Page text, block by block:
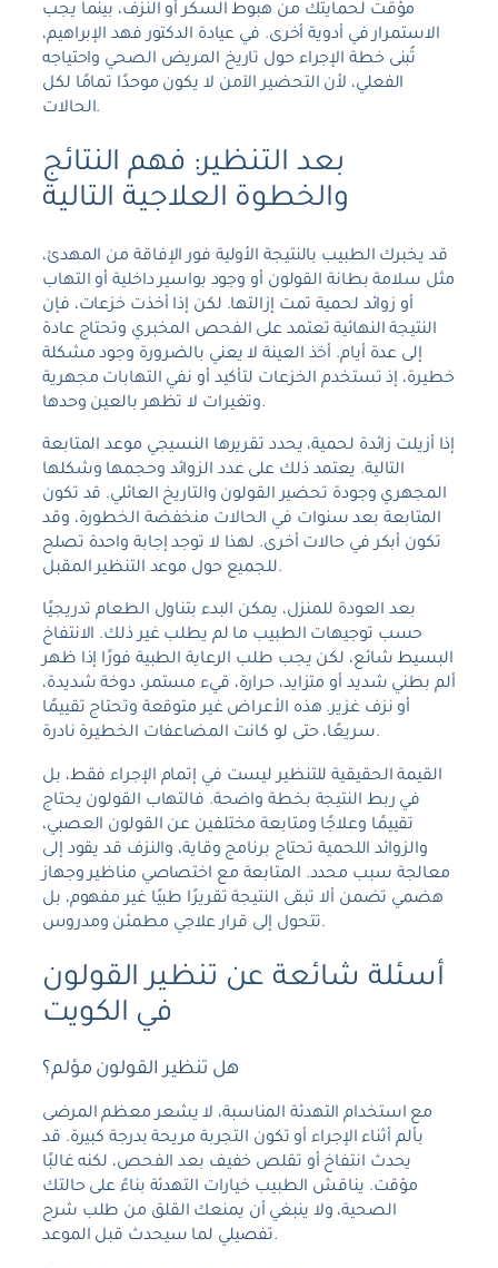
مؤقت لحمايتك من هبوط السكر أو النزف، بينما يجب
الاستمرار في أدوية أخرى. في عيادة الدكتور فهد الإبراهيم،
تُبنى خطة الإجراء حول تاريخ المريض الصحي واحتياجه
الفعلي، لأن التحضير الآمن لا يكون موحدًا تمامًا لكل
الحالات.
بعد التنظير: فهم النتائج
والخطوة العلاجية التالية
قد يخبرك الطبيب بالنتيجة الأولية فور الإفاقة من المهدئ،
مثل سلامة بطانة القولون أو وجود بواسير داخلية أو التهاب
أو زوائد لحمية تمت إزالتها. لكن إذا أخذت خزعات، فإن
النتيجة النهائية تعتمد على الفحص المخبري وتحتاج عادة
إلى عدة أيام. أخذ العينة لا يعني بالضرورة وجود مشكلة
خطيرة، إذ تستخدم الخزعات لتأكيد أو نفي التهابات مجهرية
وتغيرات لا تظهر بالعين وحدها.
إذا أزيلت زائدة لحمية، يحدد تقريرها النسيجي موعد المتابعة
التالية. يعتمد ذلك على عدد الزوائد وحجمها وشكلها
المجهري وجودة تحضير القولون والتاريخ العائلي. قد تكون
المتابعة بعد سنوات في الحالات منخفضة الخطورة، وقد
تكون أبكر في حالات أخرى. لهذا لا توجد إجابة واحدة تصلح
للجميع حول موعد التنظير المقبل.
بعد العودة للمنزل، يمكن البدء بتناول الطعام تدريجيًا
حسب توجيهات الطبيب ما لم يطلب غير ذلك. الانتفاخ
البسيط شائع، لكن يجب طلب الرعاية الطبية فورًا إذا ظهر
ألم بطني شديد أو متزايد، حرارة، قيء مستمر، دوخة شديدة،
أو نزف غزير. هذه الأعراض غير متوقعة وتحتاج تقييمًا
سريعًا، حتى لو كانت المضاعفات الخطيرة نادرة.
القيمة الحقيقية للتنظير ليست في إتمام الإجراء فقط، بل
في ربط النتيجة بخطة واضحة. فالتهاب القولون يحتاج
تقييمًا وعلاجًا ومتابعة مختلفين عن القولون العصبي،
والزوائد اللحمية تحتاج برنامج وقاية، والنزف قد يقود إلى
معالجة سبب محدد. المتابعة مع اختصاصي مناظير وجهاز
هضمي تضمن ألا تبقى النتيجة تقريرًا طبيًا غير مفهوم، بل
تتحول إلى قرار علاجي مطمئن ومدروس.
أسئلة شائعة عن تنظير القولون
في الكويت
هل تنظير القولون مؤلم؟
مع استخدام التهدئة المناسبة، لا يشعر معظم المرضى
بألم أثناء الإجراء أو تكون التجربة مريحة بدرجة كبيرة. قد
يحدث انتفاخ أو تقلص خفيف بعد الفحص، لكنه غالبًا
مؤقت. يناقش الطبيب خيارات التهدئة بناءً على حالتك
الصحية، ولا ينبغي أن يمنعك القلق من طلب شرح
تفصيلي لما سيحدث قبل الموعد.